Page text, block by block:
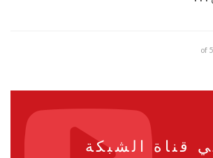
قناة الشبكة